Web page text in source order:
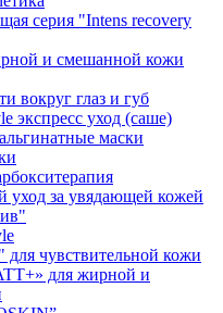
серия "Intens recovery
и смешанной кожи
вокруг глаз и губ
экспресс уход (саше)
маски
за увядающей кожей
чувствительной кожи
для жирной и